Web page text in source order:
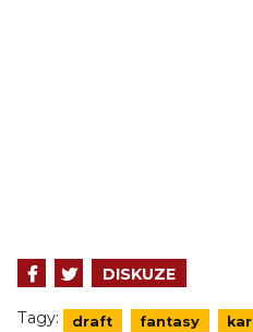
DISKUZE
Tagy: draft fantasy